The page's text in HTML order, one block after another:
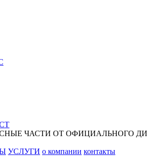
ЧАСТИ ОТ ОФИЦИАЛЬНОГО
УСЛУГИ о компании контакты